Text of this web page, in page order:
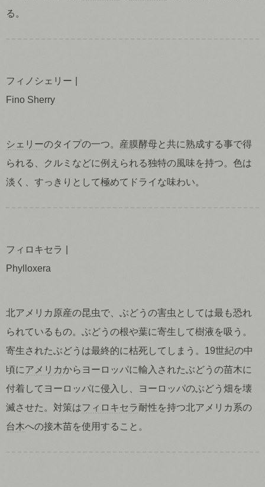
る。
フィノシェリー
Fino Sherry
シェリーのタイプの一つ。 産膜酵母と共に熟成する事で得
られる、クルミなどに例えられる独特の風味を持つ。色は
淡く、すっきりとして極めてドライな味わい。
フィロキセラ
Phylloxera
北アメリカ原産の昆虫で、ぶどうの害虫 としては最も恐れ
られているもの。ぶどうの根や葉に寄生して樹液を吸う。
寄生されたぶどうは最終的に枯死してしまう。19世紀の中
頃にアメリカからヨーロッパに輸入されたぶどうの苗木に
付着してヨーロッパに侵入し、ヨーロッパのぶどう畑を壊
滅させた。対策はフィロキセラ耐性を持つ北アメリカ系の
台木への接木苗を使用すること。